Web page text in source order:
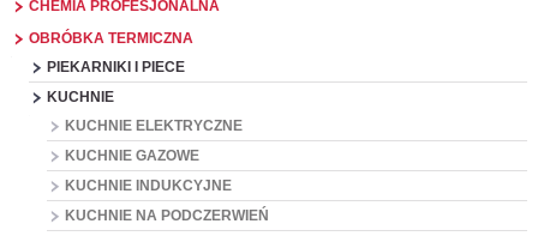
CHEMIA PROFESJONALNA
OBRÓBKA TERMICZNA
PIEKARNIKI I PIECE
KUCHNIE
KUCHNIE ELEKTRYCZNE
KUCHNIE GAZOWE
KUCHNIE INDUKCYJNE
KUCHNIE NA PODCZERWIEŃ